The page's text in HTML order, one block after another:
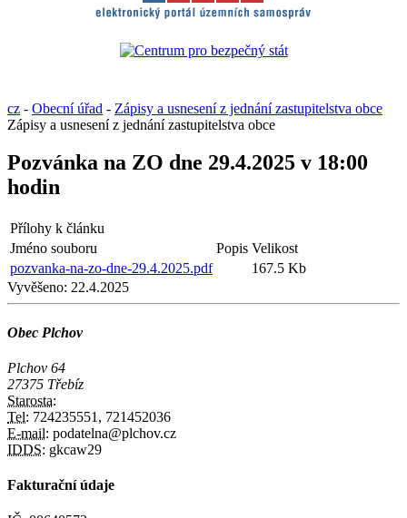
cz - Obecní úřad - Zápisy a usnesení z jednání zastupitelstva obce
Zápisy a usnesení z jednání zastupitelstva obce
Pozvánka na ZO dne 29.4.2025 v 18:00
hodin
Přílohy k článku
Jméno souboru
Popis Velikost
pozvanka-na-zo-dne-29.4.2025.pdf
167.5 Kb
Vyvěšeno: 22.4.2025
Obec Plchov
Plchov 64
27375 Třebíz
Starosta:
Tel: 724235551, 721452036
E-mail: podatelna@plchov.cz
IDDS: gkcaw29
Fakturační údaje